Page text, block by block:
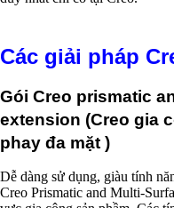
Các giải pháp
Gói Creo prismatic
extension (Creo gia
phay đa mặt )
Dễ dàng sử dụng, giàu tính
Creo Prismatic and Multi-